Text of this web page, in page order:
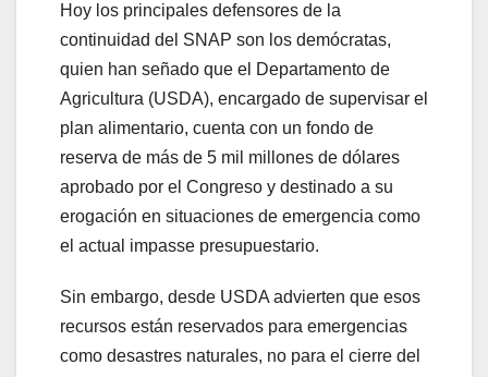
Hoy los principales defensores de la
continuidad del SNAP son los demócratas,
quien han señado que el Departamento de
Agricultura (USDA), encargado de supervisar el
plan alimentario, cuenta con un fondo de
reserva de más de 5 mil millones de dólares
aprobado por el Congreso y destinado a su
erogación en situaciones de emergencia como
el actual impasse presupuestario.
Sin embargo, desde USDA advierten que esos
recursos están reservados para emergencias
como desastres naturales, no para el cierre del